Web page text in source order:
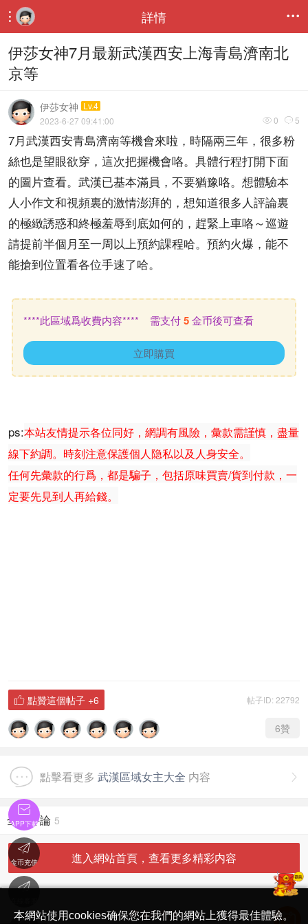
 詳情 
伊莎女神7月最新武漢西安上海青島濟南北
京等
伊莎女神 Lv.4
 0  5
2023-6-27 09:41:00
7月武漢西安青島濟南等機會來啦，時隔兩三年，很多粉
絲也是望眼欲穿，這次把握機會咯。具體行程打開下面
的圖片查看。武漢已基本滿員，不要猶豫咯。想體驗本
人小作文和視頻裏的激情澎湃的，想知道很多人評論裏
的極緻誘惑和終極羞辱到底如何的，趕緊上車咯～巡遊
請提前半個月至一周以上預約課程哈。預約火爆，能不
能搶到位置看各位手速了哈。
****此區域爲收費内容**** 需支付5金币後可查看
立即購買
ps:本站友情提示各位同好，網調有風險，彙款需謹慎，盡量
線下約調。時刻注意保護個人隐私以及人身安全。
任何先彙款的行爲，都是騙子，包括原味買賣/貨到付款，一
定要先見到人再給錢。
帖子ID: 22792
 點贊這個帖子 +6
6贊

點擊看更多 武漢區域女主大全 内容
全部評論 5
進入網站首頁，查看更多精彩内容
'
简体中文版
本網站使用cookies确保您在我們的網站上獲得最佳體驗。

APP下載

金币充值
